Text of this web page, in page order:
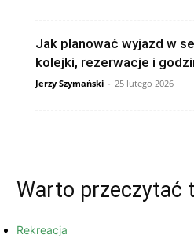
Jak planować wyjazd w
kolejki, rezerwacje i
Jerzy Szymański - 25 lutego 2026
Warto przeczytać
Rekreacja